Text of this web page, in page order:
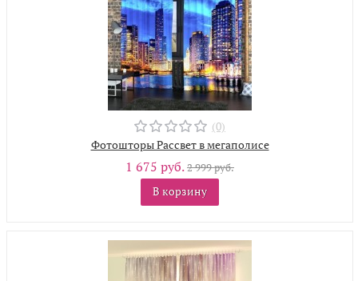
(0)
Фотошторы Рассвет в мегаполисе
1 675 руб.2 999 руб.
В корзину